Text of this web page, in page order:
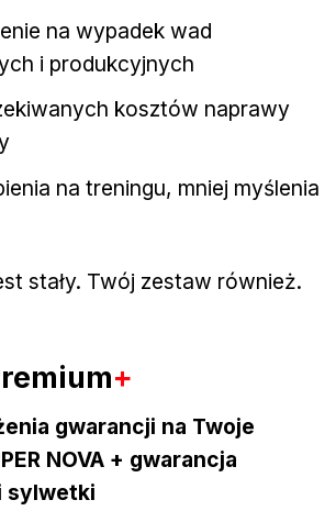
na wypadek wad
i produkcyjnych
kosztów naprawy
na treningu, mniej myślenia
stały. Twój zestaw również.
+
gwarancji na Twoje
NOVA + gwarancja
sylwetki